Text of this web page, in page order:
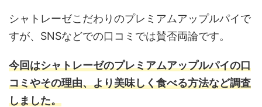
シャトレーゼこだわりのプレミアムアップルパイで
すが、SNSなどでの口コミでは賛否両論です。
今回はシャトレーゼのプレミアムアップルパイの口
コミやその理由、より美味しく食べる方法など調査
しました。